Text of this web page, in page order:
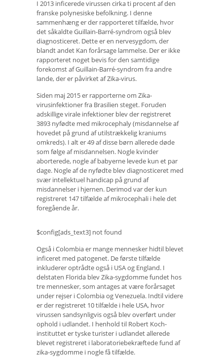
I 2013 inficerede virussen cirka ti procent af den
franske polynesiske befolkning. I denne
sammenhæng er der rapporteret tilfælde, hvor
det såkaldte Guillain-Barré-syndrom også blev
diagnosticeret. Dette er en nervesygdom, der
blandt andet Kan forårsage lammelse. Der er ikke
rapporteret noget bevis for den samtidige
forekomst af Guillain-Barré-syndrom fra andre
lande, der er påvirket af Zika-virus.
Siden maj 2015 er rapporterne om Zika-
virusinfektioner fra Brasilien steget. Foruden
adskillige virale infektioner blev der registreret
3893 nyfødte med mikrocephaly (misdannelse af
hovedet på grund af utilstrækkelig kraniums
omkreds). I alt er 49 af disse børn allerede døde
som følge af misdannelsen. Nogle kvinder
aborterede, nogle af babyerne levede kun et par
dage. Nogle af de nyfødte blev diagnosticeret med
svær intellektuel handicap på grund af
misdannelser i hjernen. Derimod var der kun
registreret 147 tilfælde af mikrocephali i hele det
foregående år.
$config[ads_text3] not found
Også i Colombia er mange mennesker hidtil blevet
inficeret med patogenet. De første tilfælde
inkluderer optrådte også i USA og England. I
delstaten Florida blev Zika-sygdomme fundet hos
tre mennesker, som antages at være forårsaget
under rejser i Colombia og Venezuela. Indtil videre
er der registreret 10 tilfælde i hele USA, hvor
virussen sandsynligvis også blev overført under
ophold i udlandet. I henhold til Robert Koch-
instituttet er tyske turister i udlandet allerede
blevet registreret i laboratoriebekræftede fund af
zika-sygdomme i nogle få tilfælde.